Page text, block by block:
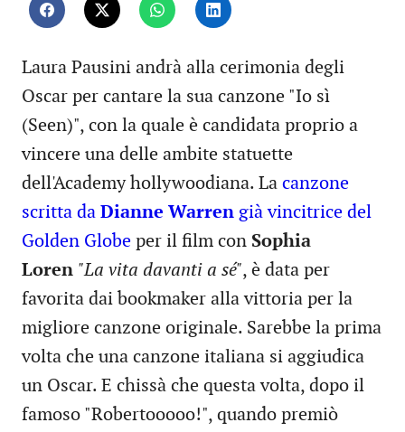
Laura Pausini andrà alla cerimonia degli
Oscar per cantare la sua canzone "Io sì
(Seen)", con la quale è candidata proprio a
vincere una delle ambite statuette
dell'Academy hollywoodiana. La canzone
scritta da Dianne Warren già vincitrice del
Golden Globe per il film con Sophia
Loren "La vita davanti a sé", è data per
favorita dai bookmaker alla vittoria per la
migliore canzone originale. Sarebbe la prima
volta che una canzone italiana si aggiudica
un Oscar. E chissà che questa volta, dopo il
famoso "Robertooooo!", quando premiò